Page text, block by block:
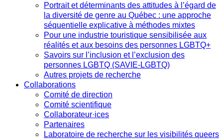
Portrait et déterminants des attitudes à l’égard de
la diversité de genre au Québec : une approche
séquentielle explicative à méthodes mixtes
Pour une industrie touristique sensibilisée aux
réalités et aux besoins des personnes LGBTQ+
Savoirs sur l’inclusion et l’exclusion des
personnes LGBTQ (SAVIE-LGBTQ)
Autres projets de recherche
Collaborations
Comité de direction
Comité scientifique
Collaborateur·ices
Partenaires
Laboratoire de recherche sur les visibilités queers